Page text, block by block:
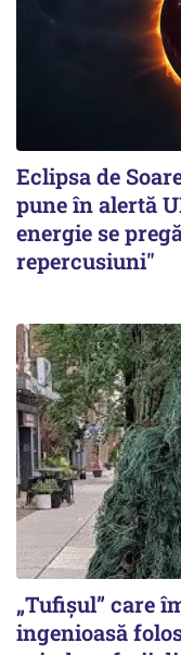
Eclipsa de
pune în alertă
energie se
repercusiuni"
„Tufișul” care
ingenioasă